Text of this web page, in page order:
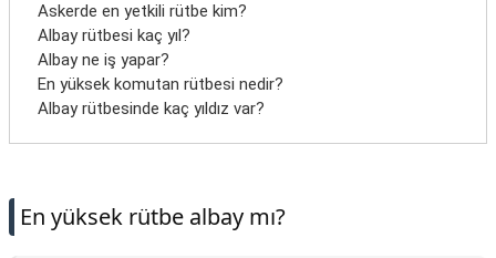
Askerde en yetkili rütbe kim?
Albay rütbesi kaç yıl?
Albay ne iş yapar?
En yüksek komutan rütbesi nedir?
Albay rütbesinde kaç yıldız var?
En yüksek rütbe albay mı?